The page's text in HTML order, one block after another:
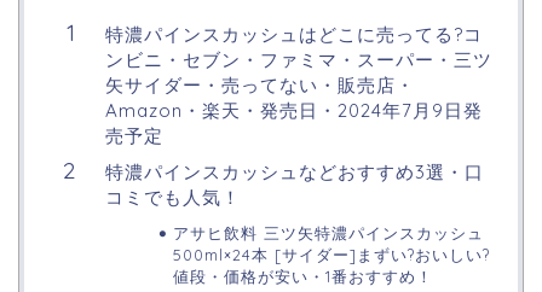
特濃パインスカッシュはどこに売ってる?コ
ンビニ・セブン・ファミマ・スーパー・三ツ
矢サイダー・売ってない・販売店・
Amazon・楽天・発売日・2024年7月9日発
売予定
特濃パインスカッシュなどおすすめ3選・口
コミでも人気！
アサヒ飲料 三ツ矢特濃パインスカッシュ
500ml×24本 [サイダー]まずい?おいしい?
値段・価格が安い・1番おすすめ！